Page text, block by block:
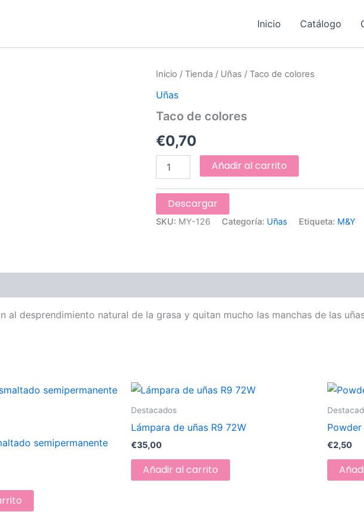
Inicio Catálogo
Inicio /Tienda / Uñas / Taco de colores
Uñas
Taco de colores
€0,70
Taco
colores
Añadir al carrito
Descargar
SKU: MY-126 Categoría: Uñas Etiqueta: M&Y
al desprendimiento natural de la grasa y quitan mucho las manchas de las
semipermanente
Destacados
Lámpara de uñas R9 72W
€35,00
Añadir al carrito
€2,50